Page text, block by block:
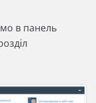
в панель